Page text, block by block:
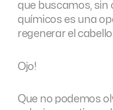
que buscamos, sin
químicos es una
regenerar el
Ojo!
Que no podemos